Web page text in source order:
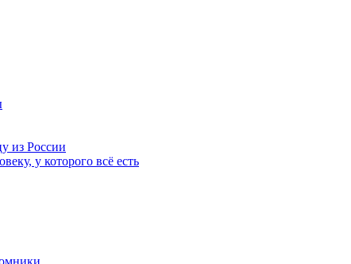
из России
у которого всё есть